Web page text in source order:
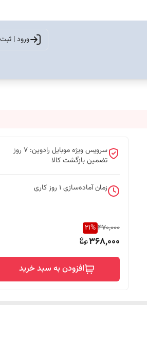
ورود |
سرویس ویژه موبایل رادوین: 7 روز
تضمین بازگشت کالا
زمان آماده‌سازی 1 روز کاری
470,000
21%
368,000
افزودن به سبد خرید